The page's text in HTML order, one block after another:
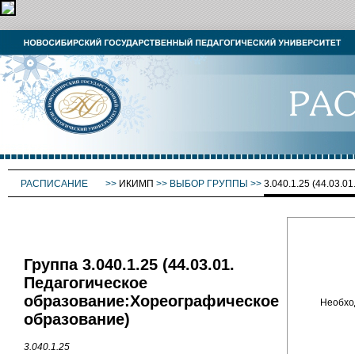
РАСПИСАНИЕ >> ИКИМП >> ВЫБОР ГРУППЫ >> 3.040.1.25
Группа 3.040.1.25 (44.03.01.
Педагогическое
образование:Хореографическое
образование)
3.040.1.25